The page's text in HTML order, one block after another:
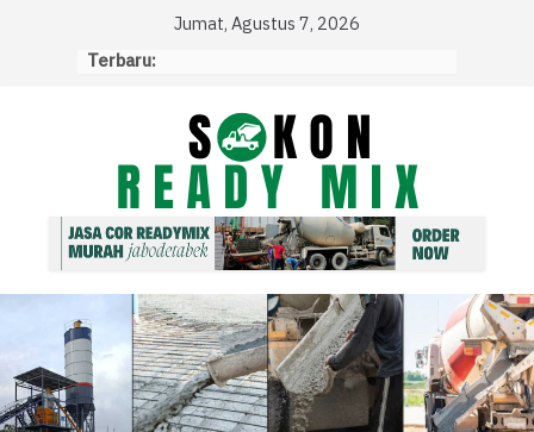
Jumat, Agustus 7, 2026
Terbaru: